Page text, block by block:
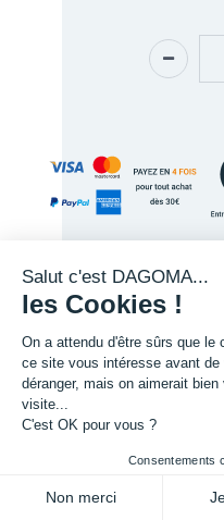
L'expertise de la fabrication
Salut c'est DAGOMA...
les Cookies !
On a attendu d'être sûrs que le
ce site vous intéresse avant de
déranger, mais on aimerait
visite...
C'est OK pour vous ?
Consentements
Non merci